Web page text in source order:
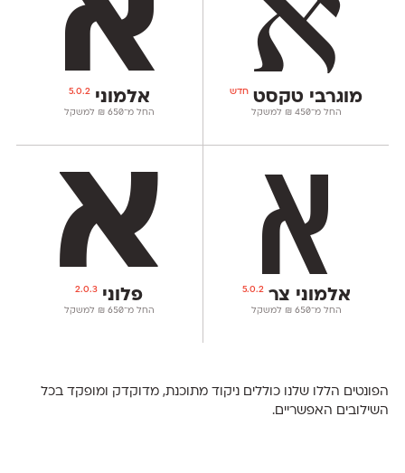
מוגרבי טקסט חדש
החל מ־450
₪ למשקל
אלמוני5.0.2
החל מ־650
₪ למשקל
אלמוני צר5.0.2
החל מ־650
₪ למשקל
פלוני 2.0.3
החל מ־650
₪ למשקל
הפונטים הללו שלנו כוללים ניקוד מתוכנת, מדוקדק ומופקד בכל
השילובים האפשריים.